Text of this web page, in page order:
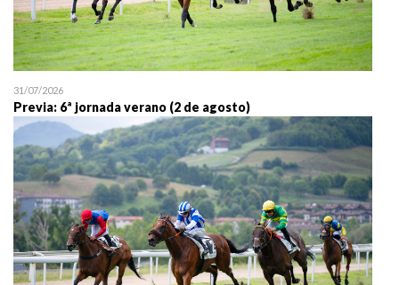
31/07/2026
Previa: 6ª jornada verano (2 de agosto)